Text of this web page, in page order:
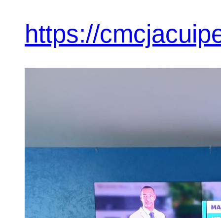
https://